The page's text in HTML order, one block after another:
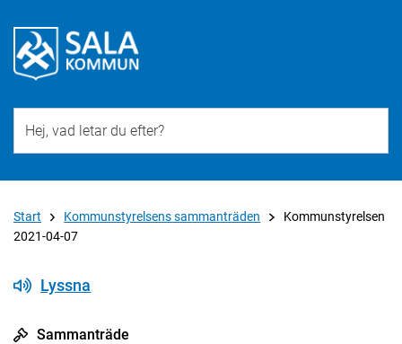
Start Kommunstyrelsens sammanträden
Kommunstyrelsen
2021-04-07
Lyssna
Sammanträde